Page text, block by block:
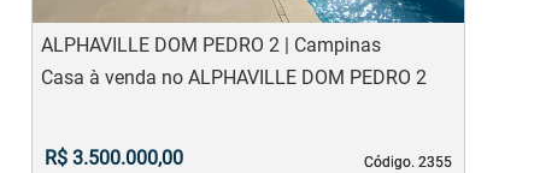
ALPHAVILLE DOM PEDRO 2 | Campinas
Código. 2355
Código. 2355
Casa à venda no ALPHAVILLE DOM PEDRO 2
R$ 3.500.000,00